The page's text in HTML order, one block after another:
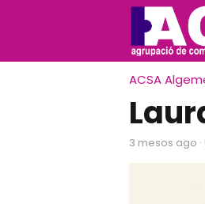
ACSA
3 mesos ago